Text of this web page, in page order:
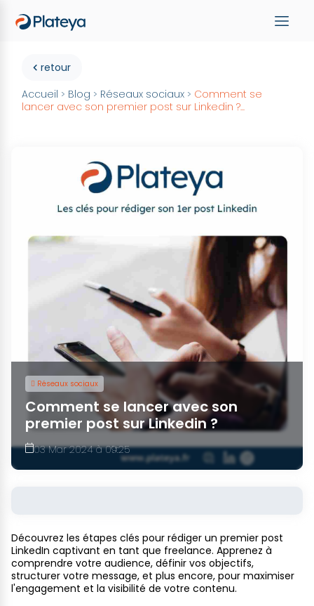
retour
Accueil > Blog > Réseaux sociaux > Comment se
lancer avec son premier post sur Linkedin ?...
Réseaux sociaux
Comment se lancer avec son
premier post sur Linkedin ?
03 Mar 2024 à 09:25
Découvrez les étapes clés pour rédiger un premier post
LinkedIn captivant en tant que freelance. Apprenez à
comprendre votre audience, définir vos objectifs,
structurer votre message, et plus encore, pour maximiser
l'engagement et la visibilité de votre contenu.